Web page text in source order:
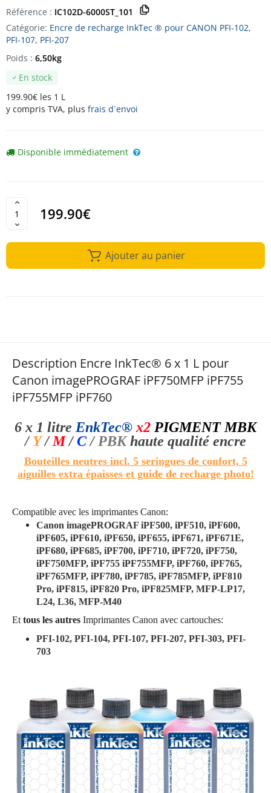
Référence : IC102D-6000ST_101
Catégorie: Encre de recharge InkTec ® pour CANON PFI-102,
PFI-107, PFI-207
En stock
199.90€ les 1 L
y compris TVA, plus frais d`envoi
Poids : 6,50kg
Disponible immédiatement
199.90€
Ajouter au panier
Description Encre InkTec® 6 x 1 L pour
Canon imagePROGRAF iPF750MFP iPF755
iPF755MFP iPF760
6 x 1 litre EnkTec® x2 PIGMENT MBK
/Y/M/C/ PBK haute qualitéencre
Bouteilles neutres incl. 5 seringues de confort, 5
aiguilles extra épaisses et guide de recharge photo!
Compatible avec les imprimantes Canon:
Canon imagePROGRAF iPF500, iPF510, iPF600,
iPF605, iPF610, iPF650, iPF655, iPF671, iPF671E,
iPF680, iPF685, iPF700, iPF710, iPF720, iPF750,
iPF750MFP, iPF755 iPF755MFP, iPF760, iPF765,
iPF765MFP, iPF780, iPF785, iPF785MFP, iPF810
Pro, iPF815, iPF820 Pro, iPF825MFP, MFP-LP17,
L24, L36, MFP-M40
Et tous les autres Imprimantes Canon avec cartouches:
PFI-102, PFI-104, PFI-107, PFI-207, PFI-303, PFI-
703